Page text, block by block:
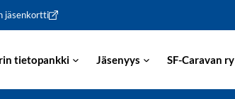
jäsenkortti
tietopankki Jäsenyys SF-Caravan ry